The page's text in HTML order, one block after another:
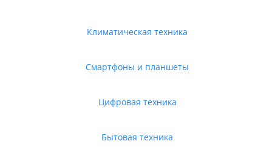
Климатическая техника
Смартфоны и планшеты
Цифровая техника
Бытовая техника